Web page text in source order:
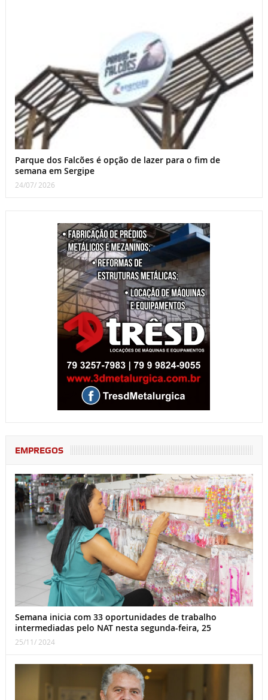
Parque dos Falcões é opção de lazer para o fim de
semana em Sergipe
24/07/ 2026
EMPREGOS
Semana inicia com 33 oportunidades de trabalho
intermediadas pelo NAT nesta segunda-feira, 25
25/11/ 2024